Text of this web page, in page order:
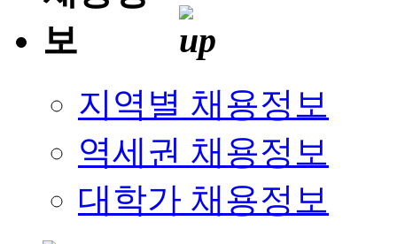
지역별 채용정보
역세권 채용정보
대학가 채용정보